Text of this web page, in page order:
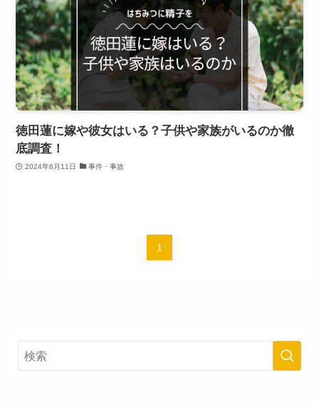
徳田蓮に嫁や彼女はいる？子供や家族がいるのか徹
底調査！
2024年6月11日 事件・事故
1